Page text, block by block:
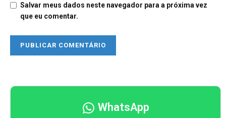
Salvar meus dados neste navegador para a próxima vez
que eu comentar.
WhatsApp